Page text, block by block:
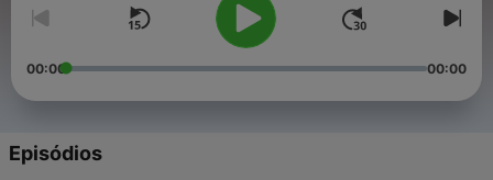
00:00 00:00
Episódios